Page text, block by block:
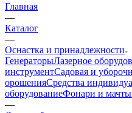
Главная
—
Каталог
—
Оснастка и принадлежности
ГенераторыЛазерное
инструментСадовая и
орошенияСредства
оборудованиеФонари и
—